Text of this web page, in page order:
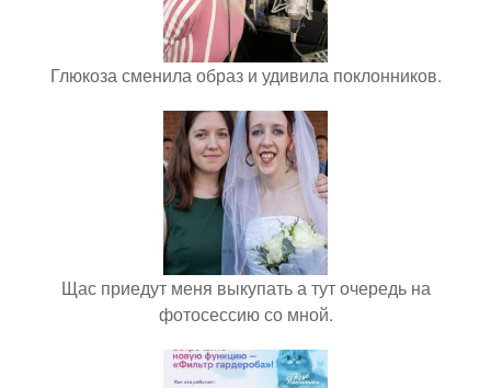
Глюкоза сменила образ и удивила поклонников.
Щас приедут меня выкупать а тут очередь на
фотосессию со мной.